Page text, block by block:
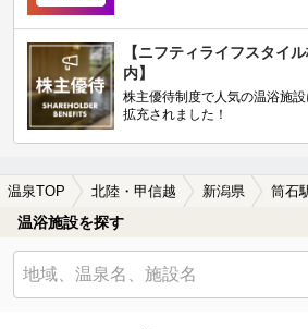
【ニフティライフスタイ
内】
株主優待制度で人気の温浴施
拡充されました！
温泉TOP 北陸・甲信越 新潟県 筒石
温浴施設を探す